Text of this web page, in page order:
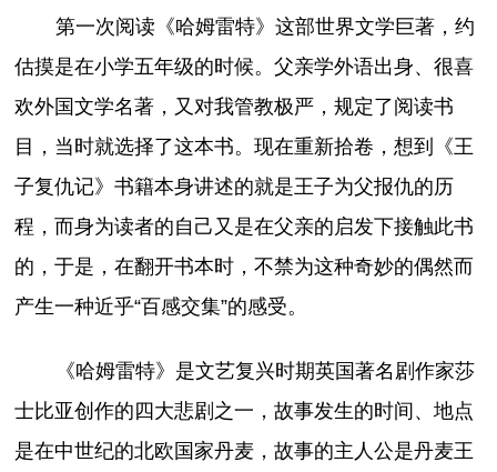
第一次阅读《哈姆雷特》这部世界文学巨著，约
估摸是在小学五年级的时候。父亲学外语出身、很喜
欢外国文学名著，又对我管教极严，规定了阅读书
目，当时就选择了这本书。现在重新拾卷，想到《王
子复仇记》书籍本身讲述的就是王子为父报仇的历
程，而身为读者的自己又是在父亲的启发下接触此书
的，于是，在翻开书本时，不禁为这种奇妙的偶然而
产生一种近乎“百感交集”的感受。
《哈姆雷特》是文艺复兴时期英国著名剧作家莎
士比亚创作的四大悲剧之一，故事发生的时间、地点
是在中世纪的北欧国家丹麦，故事的主人公是丹麦王